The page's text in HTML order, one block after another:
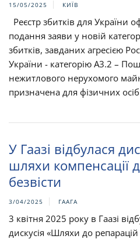
15/05/2025 КИЇВ
Реєстр збитків для України
подання заяви у новій
збитків, завданих агресією
України - категорію A3.2 –
нежитлового нерухомого
призначена для фізичних
У Гаазі відбулася
шляхи компенсації
безвісти
3/04/2025 ГААГА
3 квітня 2025 року в Гаазі
дискусія «Шляхи до